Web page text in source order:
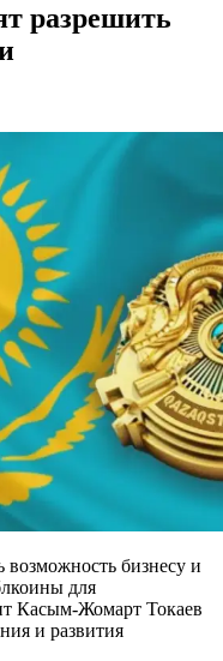
разрешить
возможность бизнесу и
для
Касым-Жомарт Токаев
и развития